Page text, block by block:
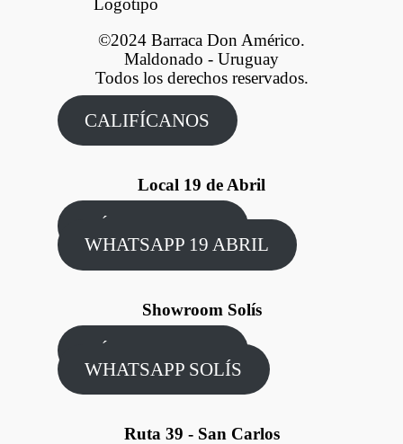
©2024 Barraca Don Américo.
Maldonado - Uruguay
Todos los derechos reservados.
CALIFÍCANOS
Local 19 de Abril
CÓMO LLEGAR
WHATSAPP 19 ABRIL
Showroom Solís
CÓMO LLEGAR
WHATSAPP SOLÍS
Ruta 39 - San Carlos